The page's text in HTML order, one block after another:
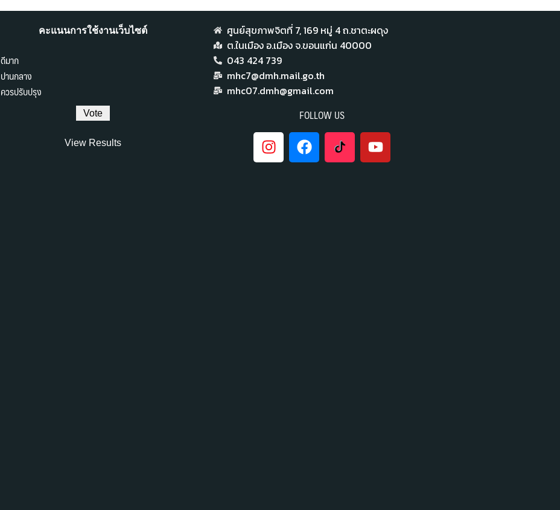
คะแนนการใช้งานเว็บไซต์
ดีมาก
ปานกลาง
ควรปรับปรุง
View Results
ศูนย์สุขภาพจิตที่ 7,​ 169 หมู่ 4 ถ.ชาตะผดุง
ต.ในเมือง อ.เมือง จ.ขอนแก่น 40000
043 424 739
mhc7@dmh.mail.go.th
mhc07.dmh@gmail.com
FOLLOW US